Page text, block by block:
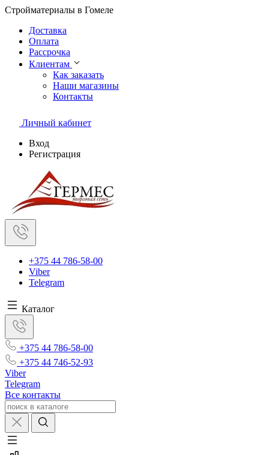
Стройматериалы в Гомеле
Доставка
Оплата
Рассрочка
Клиентам
Как заказать
Наши магазины
Контакты
Личный кабинет
Вход
Регистрация
+375 44 786-58-00
Viber
Telegram
Каталог
+375 44 786-58-00
+375 44 746-52-93
Viber
Telegram
Все контакты